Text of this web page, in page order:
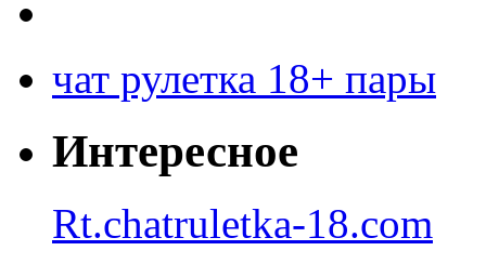
чат рулетка 18+ пары
Интересное
Rt.chatruletka-18.com